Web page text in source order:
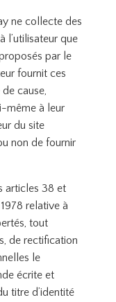
ne collecte des
l’utilisateur que
par le
fournit ces
cause,
même à leur
du site
non de fournir
articles 38 et
relative à
tout
de rectification
le
écrite et
titre d’identité